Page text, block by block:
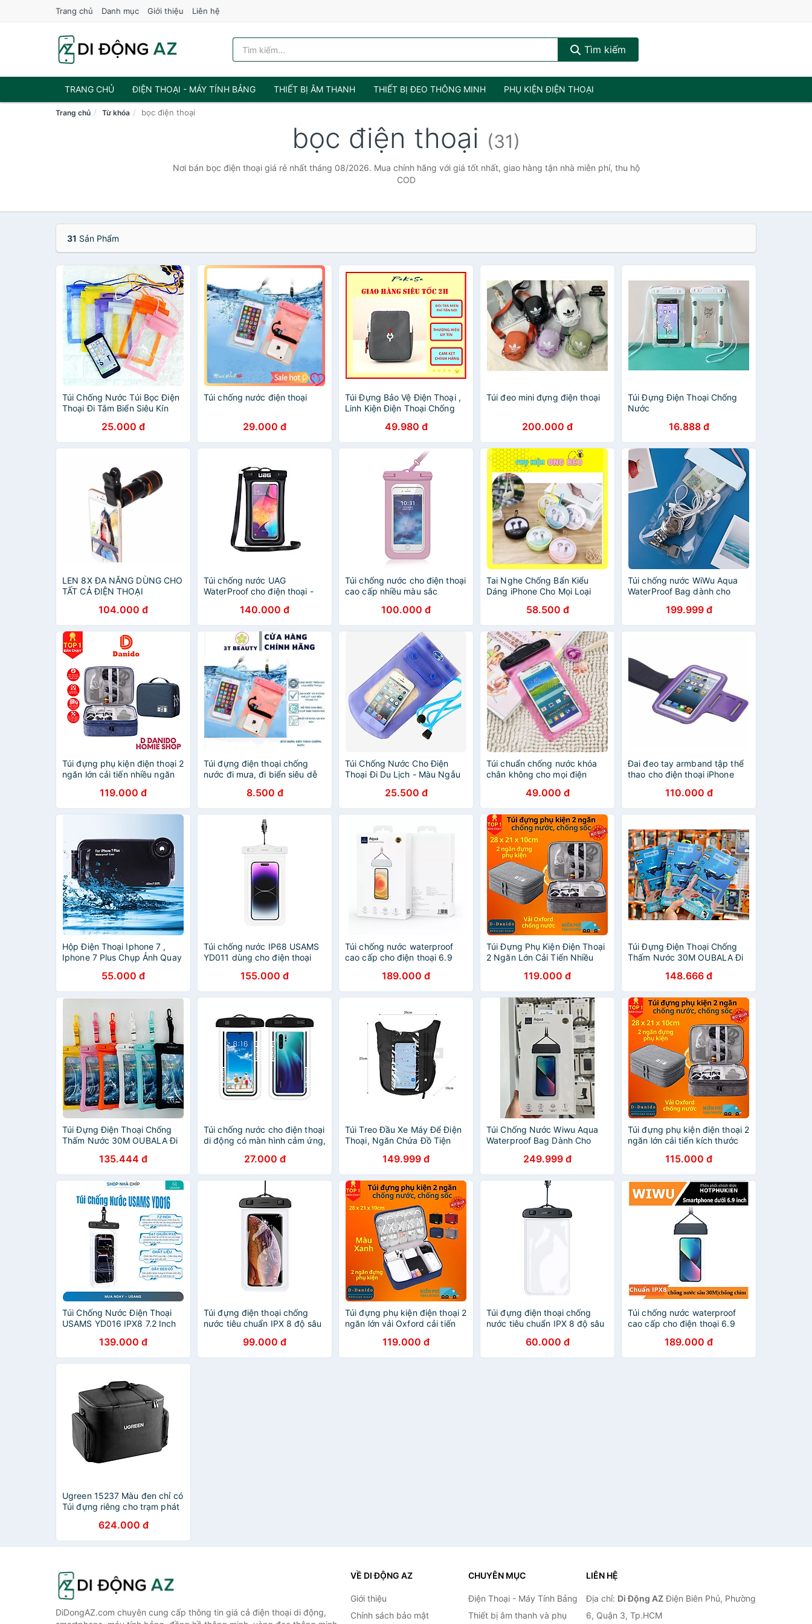
Trang chủ Danh mục Giới thiệu Liên hệ
Tìm kiếm
TRANG CHỦ ĐIỆN THOẠI - MÁY TÍNH BẢNG THIẾT BỊ ÂM THANH THIẾT BỊ ĐEO THÔNG MINH PHỤ KIỆN ĐIỆN THOẠI
Trang chủ Từ khóa bọc điện thoại
bọc điện thoại (31)
Nơi bán bọc điện thoại giá rẻ nhất tháng 08/2026. Mua chính hãng với giá tốt nhất, giao hàng tận nhà miễn phí, thu hộ
COD
31 Sản Phẩm
Túi Chống Nước Túi Bọc Điện
Thoại Đi Tắm Biển Siêu Kín
25.000 đ
Túi chống nước điện thoại
29.000 đ
Túi Đựng Bảo Vệ Điện Thoại ,
Linh Kiện Điện Thoại Chống
49.980 đ
Túi đeo mini đựng điện thoại
200.000 đ
Túi Đựng Điện Thoại Chống
Nước
16.888 đ
LEN 8X ĐA NĂNG DÙNG CHO
TẤT CẢ ĐIỆN THOẠI
104.000 đ
Túi chống nước UAG
WaterProof cho điện thoại -
140.000 đ
Túi chống nước cho điện thoại
cao cấp nhiều màu sắc
100.000 đ
Tai Nghe Chống Bẩn Kiểu
Dáng iPhone Cho Mọi Loại
58.500 đ
Túi chống nước WiWu Aqua
WaterProof Bag dành cho
199.999 đ
Túi đựng phụ kiện điện thoại 2
ngăn lớn cải tiến nhiều ngăn
đựng bảo vệ phụ kiện điện
thoại máy tính bảng cao cấp
chính hãng D Danido
119.000 đ
Túi đựng điện thoại chống
nước đi mưa, đi biển siêu dễ
8.500 đ
Túi Chống Nước Cho Điện
Thoại Đi Du Lịch - Màu Ngẫu
25.500 đ
Túi chuẩn chống nước khóa
chân không cho mọi điện
hồng) - H_Shop_VN
49.000 đ
Đai đeo tay armband tập thể
thao cho điện thoại iPhone
- H_Shop_VN110.000 đ
Hộp Điện Thoại Iphone 7 ,
Iphone 7 Plus Chụp Ảnh Quay
55.000 đ
Túi chống nước IP68 USAMS
YD011 dùng cho điện thoại
Hàng Chính Hãng
155.000 đ
Túi chống nước waterproof
cao cấp cho điện thoại 6.9
nước IPx8 hiệu WIWU
189.000 đ
Túi Đựng Phụ Kiện Điện Thoại
2 Ngăn Lớn Cải Tiến Nhiều
Sốc - Hàng Chính Hãng D
Danido
119.000 đ
Túi Đựng Điện Thoại Chống
Thấm Nước 30M OUBALA Đi
Thước Iphone, Samsung -
hàng chính hãng
148.666 đ
Túi Đựng Điện Thoại Chống
Thấm Nước 30M OUBALA Đi
Thước Iphone, Samsung -
hàng chính hãng
135.444 đ
Túi chống nước cho điện thoại
di động có màn hình cảm ứng,
27.000 đ
Túi Treo Đầu Xe Máy Để Điện
Thoại, Ngăn Chứa Đồ Tiện
Nước Tuyệt Đối - hàng nhập
khẩu
149.999 đ
Túi Chống Nước Wiwu Aqua
Waterproof Bag Dành Cho
Suốt Cao, Cảm Ứng Nhạy,
Chống Nước - Hàng Chính
Hãng
249.999 đ
Túi đựng phụ kiện điện thoại 2
ngăn lớn cải tiến kích thước
chống sốc - Hàng chính hãng
D Danido
115.000 đ
Túi Chống Nước Điện Thoại
USAMS YD016 IPX8 7.2 Inch
Tuyệt Đối, Có Dây Đeo Tháo
Rời - Hàng Chính Hãng
139.000 đ
Túi đựng điện thoại chống
nước tiêu chuẩn IPX 8 độ sâu
6.5 inch UGREEN 60959
50919 - Hàng chính hãng
99.000 đ
Túi đựng phụ kiện điện thoại 2
ngăn lớn vải Oxford cải tiến
chống nước, chống sốc -
Hàng chính hãng D Danido
119.000 đ
Túi đựng điện thoại chống
nước tiêu chuẩn IPX 8 độ sâu
từ 4 đến 6.5 inch Ugreen
959OL60959PK Hàng chính
60.000 đ
Túi chống nước waterproof
cao cấp cho điện thoại 6.9
nước IPx8 hiệu WIWU Aqua
không ảnh hưởng chất lượng
189.000 đ
Ugreen 15237 Màu đen chỉ có
Túi đựng riêng cho trạm phát
GS1200 1200W cao cấp
không bao gồm trạm sạc
LP667 20015237 - Hàng
624.000 đ
DiDongAZ.com chuyên cung cấp thông tin giá cả điện thoại di động,
VỀ DI ĐỘNG AZ
Giới thiệu
Chính sách bảo mật
CHUYÊN MỤC
Điện Thoại - Máy Tính Bảng
Thiết bị âm thanh và phụ
LIÊN HỆ
Địa chỉ: Di Động AZĐiện Biên Phủ, Phường
6, Quận 3, Tp.HCM